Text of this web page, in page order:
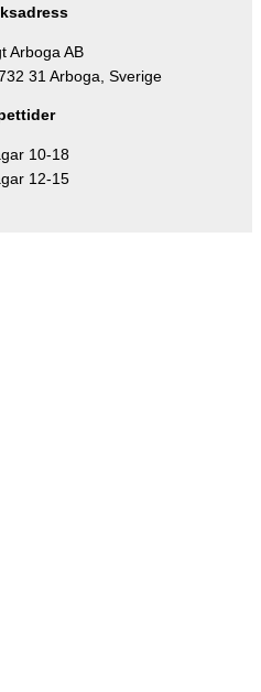
Arboga AB
31 Arboga, Sverige
10-18
12-15